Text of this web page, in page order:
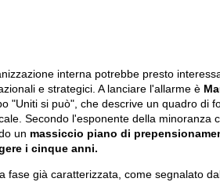
interna potrebbe presto
e strategici. A lanciare l'allarme è
"Uniti si può", che descrive un quadro di
Secondo l'esponente della minoranza
un massiccio piano di
i cinque anni.
fase già caratterizzata, come segnalato